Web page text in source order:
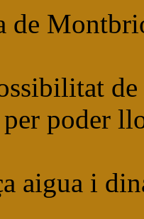
de
poder
aigua i